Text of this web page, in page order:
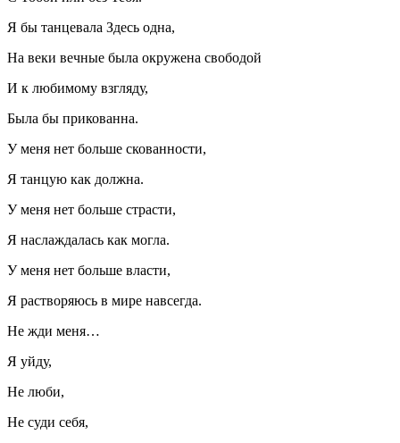
Я бы танцевала Здесь одна,
На веки вечные была окружена свободой
И к любимому взгляду,
Была бы прикованна.
У меня нет больше скованности,
Я танцую как должна.
У меня нет больше страсти,
Я наслаждалась как могла.
У меня нет больше власти,
Я растворяюсь в мире навсегда.
Не жди меня…
Я уйду,
Не люби,
Не суди себя,